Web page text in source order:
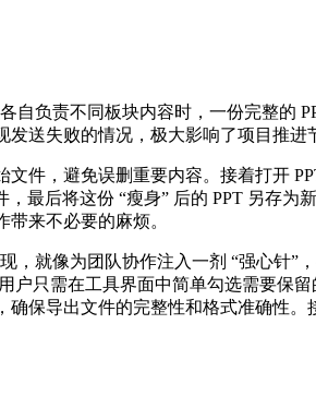
自负责不同板块内容时，一份完整的
送失败的情况，极大影响了项目推进
件，避免误删重要内容。接着打开
最后将这份 “瘦身” 后的 PPT 另存
来不必要的麻烦。
，就像为团队协作注入一剂 “强心针
只需在工具界面中简单勾选需要保
保导出文件的完整性和格式准确性